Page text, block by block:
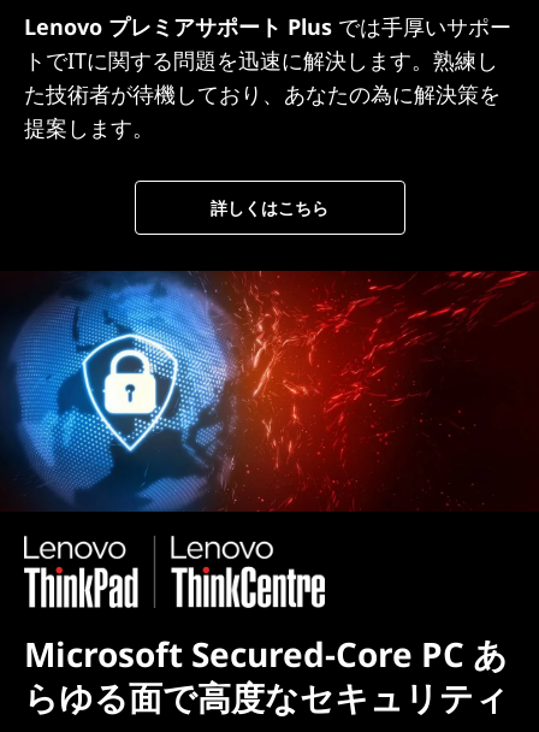
Lenovo プレミアサポート Plus では手厚いサポー
トでITに関する問題を迅速に解決します。熟練し
た技術者が待機しており、あなたの為に解決策を
提案します。
詳しくはこちら
Microsoft Secured-Core PC あ
らゆる面で高度なセキュリティ